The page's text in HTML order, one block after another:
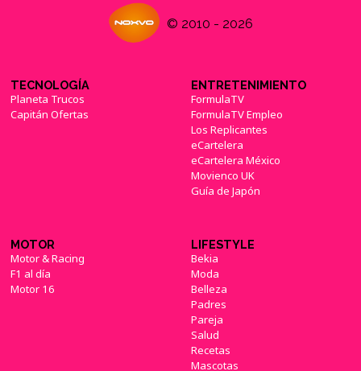
© 2010 - 2026
TECNOLOGÍA
Planeta Trucos
Capitán Ofertas
ENTRETENIMIENTO
FormulaTV
FormulaTV Empleo
Los Replicantes
eCartelera
eCartelera México
Movienco UK
Guía de Japón
MOTOR
Motor & Racing
F1 al día
Motor 16
LIFESTYLE
Bekia
Moda
Belleza
Padres
Pareja
Salud
Recetas
Mascotas